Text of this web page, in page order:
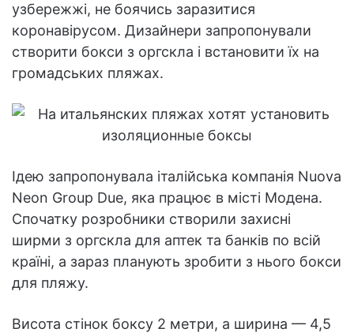
узбережжі, не боячись заразитися
коронавірусом. Дизайнери запропонували
створити бокси з оргскла і встановити їх на
громадських пляжах.
Ідею запропонувала італійська компанія Nuova
Neon Group Due, яка працює в місті Модена.
Спочатку розробники створили захисні
ширми з оргскла для аптек та банків по всій
країні, а зараз планують зробити з нього бокси
для пляжу.
Висота стінок боксу 2 метри, а ширина — 4,5